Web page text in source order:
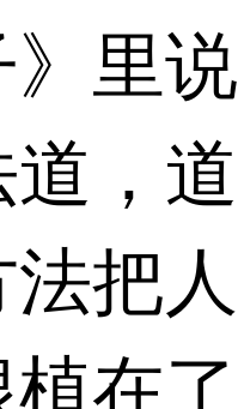
里
道，
把
在